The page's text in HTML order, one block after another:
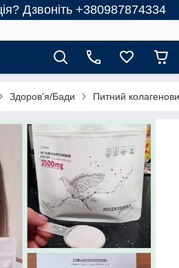
Дзвоніть +380987874334
Здоров'я/Бади Питний